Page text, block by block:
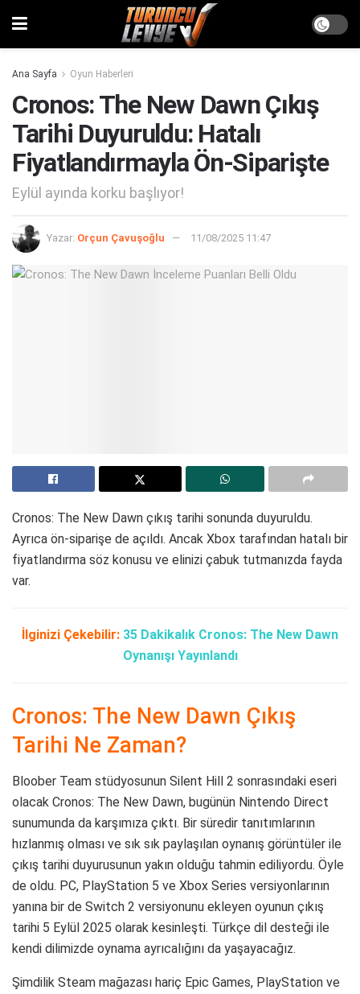
Ana Sayfa Oyun Haberleri
Cronos: The New Dawn Çıkış
Tarihi Duyuruldu: Hatalı
Fiyatlandırmayla Ön-Siparişte
Eylül ayında korku başlıyor!
Yazar: Orçun Çavuşoğlu 11/08/2025 11:47
Cronos: The New Dawn çıkış tarihi sonunda duyuruldu.
Ayrıca ön-siparişe de açıldı. Ancak Xbox tarafından hatalı bir
fiyatlandırma söz konusu ve elinizi çabuk tutmanızda fayda
var.
İlginizi Çekebilir: 35 Dakikalık Cronos: The New Dawn
Oynanışı Yayınlandı
Cronos: The New Dawn Çıkış
Tarihi Ne Zaman?
Bloober Team stüdyosunun Silent Hill 2 sonrasındaki eseri
olacak Cronos: The New Dawn, bugünün Nintendo Direct
sunumunda da karşımıza çıktı. Bir süredir tanıtımlarının
hızlanmış olması ve sık sık paylaşılan oynanış görüntüler ile
çıkış tarihi duyurusunun yakın olduğu tahmin ediliyordu. Öyle
de oldu. PC, PlayStation 5 ve Xbox Series versiyonlarının
yanına bir de Switch 2 versiyonunu ekleyen oyunun çıkış
tarihi 5 Eylül 2025 olarak kesinleşti. Türkçe dil desteği ile
kendi dilimizde oynama ayrıcalığını da yaşayacağız.
Şimdilik Steam mağazası hariç Epic Games, PlayStation ve